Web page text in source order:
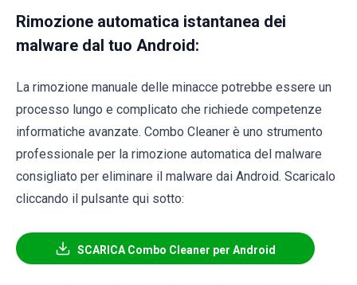
Rimozione automatica istantanea dei
malware dal tuo Android:
La rimozione manuale delle minacce potrebbe essere un
processo lungo e complicato che richiede competenze
informatiche avanzate. Combo Cleaner è uno strumento
professionale per la rimozione automatica del malware
consigliato per eliminare il malware dai Android. Scaricalo
cliccando il pulsante qui sotto:
SCARICA Combo Cleaner per Android